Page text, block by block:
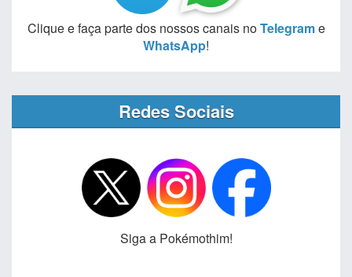
Clique e faça parte dos nossos canais noTelegrame
WhatsApp!
Redes Sociais
Siga a Pokémothim!